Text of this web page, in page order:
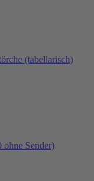
(tabellarisch)
ohne Sender)